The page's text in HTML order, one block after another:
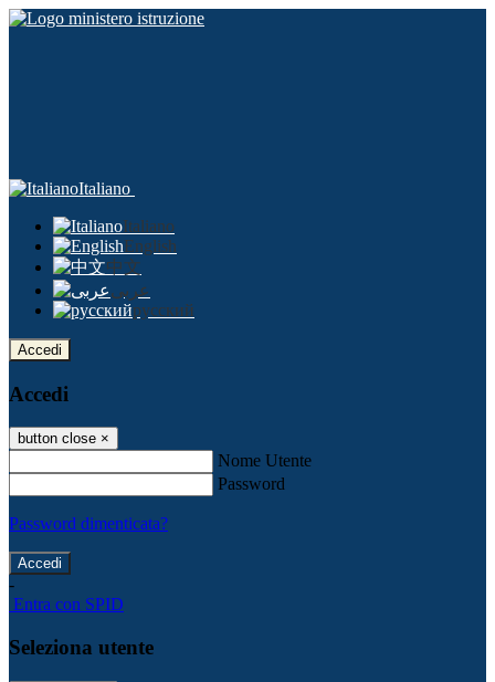
Italiano
Italiano
English
中文
عربى
русский
Accedi
Accedi
button close ×
Nome Utente
Password
Password dimenticata?
-
Entra con SPID
Seleziona utente